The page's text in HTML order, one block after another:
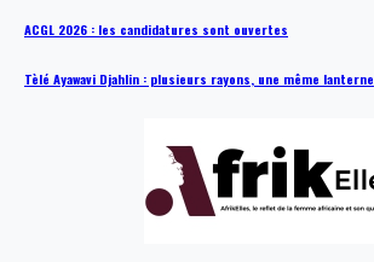
ACGL 2026 : les candidatures sont ouvertes
Tèlé Ayawavi Djahlin : plusieurs rayons, une même lanterne